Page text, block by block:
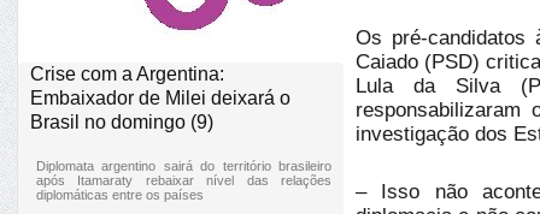
Crise com a Argentina:
Embaixador de Milei deixará o
Brasil no domingo (9)
Diplomata argentino sairá do território brasileiro
após Itamaraty rebaixar nível das relações
diplomáticas entre os países
Os pré-candidatos
Caiado (PSD)
Lula da Silva
investigação dos
– Isso não